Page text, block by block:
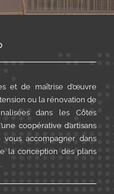
et de maîtrise d’œuvre
ou la rénovation de
dans les Côtes
coopérative d’artisans
accompagner dans
la conception des plans